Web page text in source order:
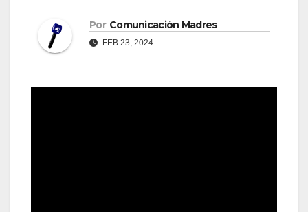
Por Comunicación Madres
FEB 23, 2024